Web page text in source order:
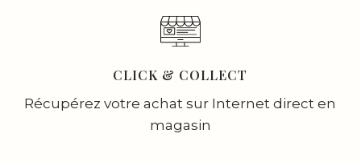
CLICK & COLLECT
Récupérez votre achat sur Internet direct en
magasin